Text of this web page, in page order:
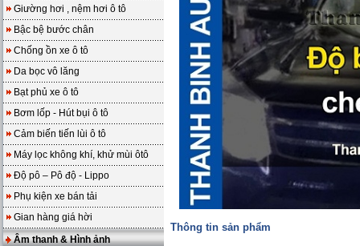
Giường hơi , nệm hơi ô tô
Bậc bệ bước chân
Chống ồn xe ô tô
Da bọc vô lăng
Bạt phủ xe ô tô
Bơm lốp - Hút bụi ô tô
Cảm biến tiến lùi ô tô
Máy lọc không khí, khử mùi ôtô
Độ pô – Pô độ - Lippo
Phụ kiện xe bán tải
Gian hàng giá hời
Âm thanh & Hình ảnh
Thông tin sản phẩm